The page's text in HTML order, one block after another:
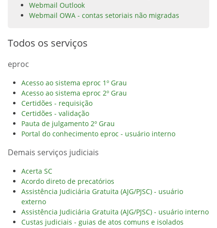
Webmail Outlook
Webmail OWA - contas setoriais não migradas
Todos os serviços
eproc
Acesso ao sistema eproc 1º Grau
Acesso ao sistema eproc 2º Grau
Certidões - requisição
Certidões - validação
Pauta de julgamento 2º Grau
Portal do conhecimento eproc - usuário interno
Demais serviços judiciais
Acerta SC
Acordo direto de precatórios
Assistência Judiciária Gratuita (AJG/PJSC) - usuário
externo
Assistência Judiciária Gratuita (AJG/PJSC) - usuário interno
Custas judiciais - guias de atos comuns e isolados